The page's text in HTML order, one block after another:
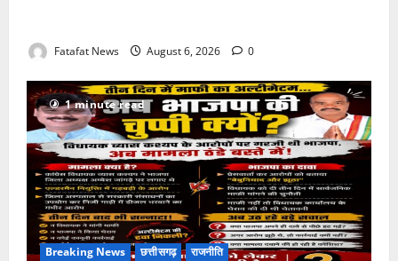
Fatafat News August 6, 2026 0
1 minute read
Breaking News छत्तीसगढ़ राजनीति